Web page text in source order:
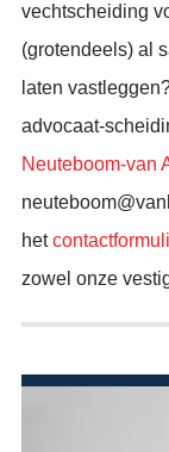
vechtscheiding
(grotendeels) al
laten
advocaat-
Neuteboom-van
het
zowel onze